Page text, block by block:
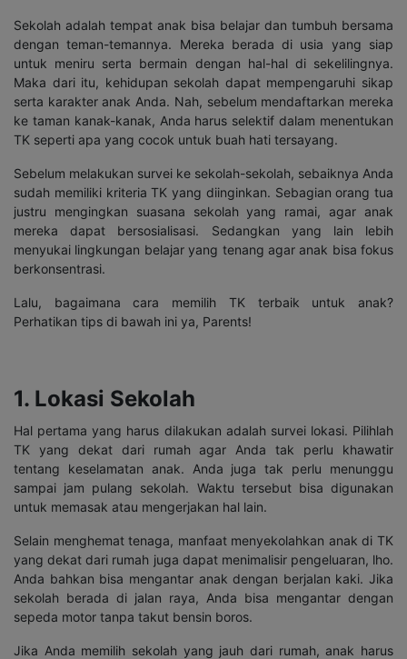
Sekolah adalah tempat anak bisa belajar dan tumbuh bersama
dengan teman-temannya. Mereka berada di usia yang siap
untuk meniru serta bermain dengan hal-hal di sekelilingnya.
Maka dari itu, kehidupan sekolah dapat mempengaruhi sikap
serta karakter anak Anda. Nah, sebelum mendaftarkan mereka
ke taman kanak-kanak, Anda harus selektif dalam menentukan
TK seperti apa yang cocok untuk buah hati tersayang.
Sebelum melakukan survei ke sekolah-sekolah, sebaiknya Anda
sudah memiliki kriteria TK yang diinginkan. Sebagian orang tua
justru mengingkan suasana sekolah yang ramai, agar anak
mereka dapat bersosialisasi. Sedangkan yang lain lebih
menyukai lingkungan belajar yang tenang agar anak bisa fokus
berkonsentrasi.
Lalu, bagaimana cara memilih TK terbaik untuk anak?
Perhatikan tips di bawah ini ya, Parents!
1. Lokasi Sekolah
Hal pertama yang harus dilakukan adalah survei lokasi. Pilihlah
TK yang dekat dari rumah agar Anda tak perlu khawatir
tentang keselamatan anak. Anda juga tak perlu menunggu
sampai jam pulang sekolah. Waktu tersebut bisa digunakan
untuk memasak atau mengerjakan hal lain.
Selain menghemat tenaga, manfaat menyekolahkan anak di TK
yang dekat dari rumah juga dapat menimalisir pengeluaran, lho.
Anda bahkan bisa mengantar anak dengan berjalan kaki. Jika
sekolah berada di jalan raya, Anda bisa mengantar dengan
sepeda motor tanpa takut bensin boros.
Jika Anda memilih sekolah yang jauh dari rumah, anak harus